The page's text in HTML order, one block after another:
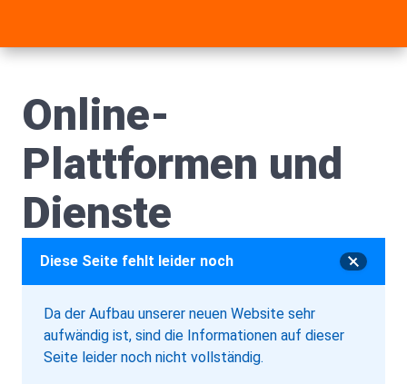
Online-
Plattformen und
Dienste
Diese Seite fehlt leider noch
Da der Aufbau unserer neuen Website sehr
aufwändig ist, sind die Informationen auf dieser
Seite leider noch nicht vollständig.